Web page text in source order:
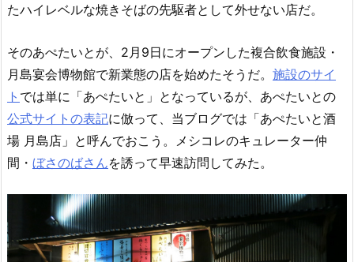
たハイレベルな焼きそばの先駆者として外せない店だ。
そのあぺたいとが、2月9日にオープンした複合飲食施設・
月島宴会博物館で新業態の店を始めたそうだ。 施設のサイ
ト では単に「あぺたいと」となっているが、あぺたいとの
公式サイトの表記に倣って、当ブログでは「あぺたいと酒
場 月島店」と呼んでおこう。メシコレのキュレーター仲
間・ ぼさのばさんを誘って早速訪問してみた。